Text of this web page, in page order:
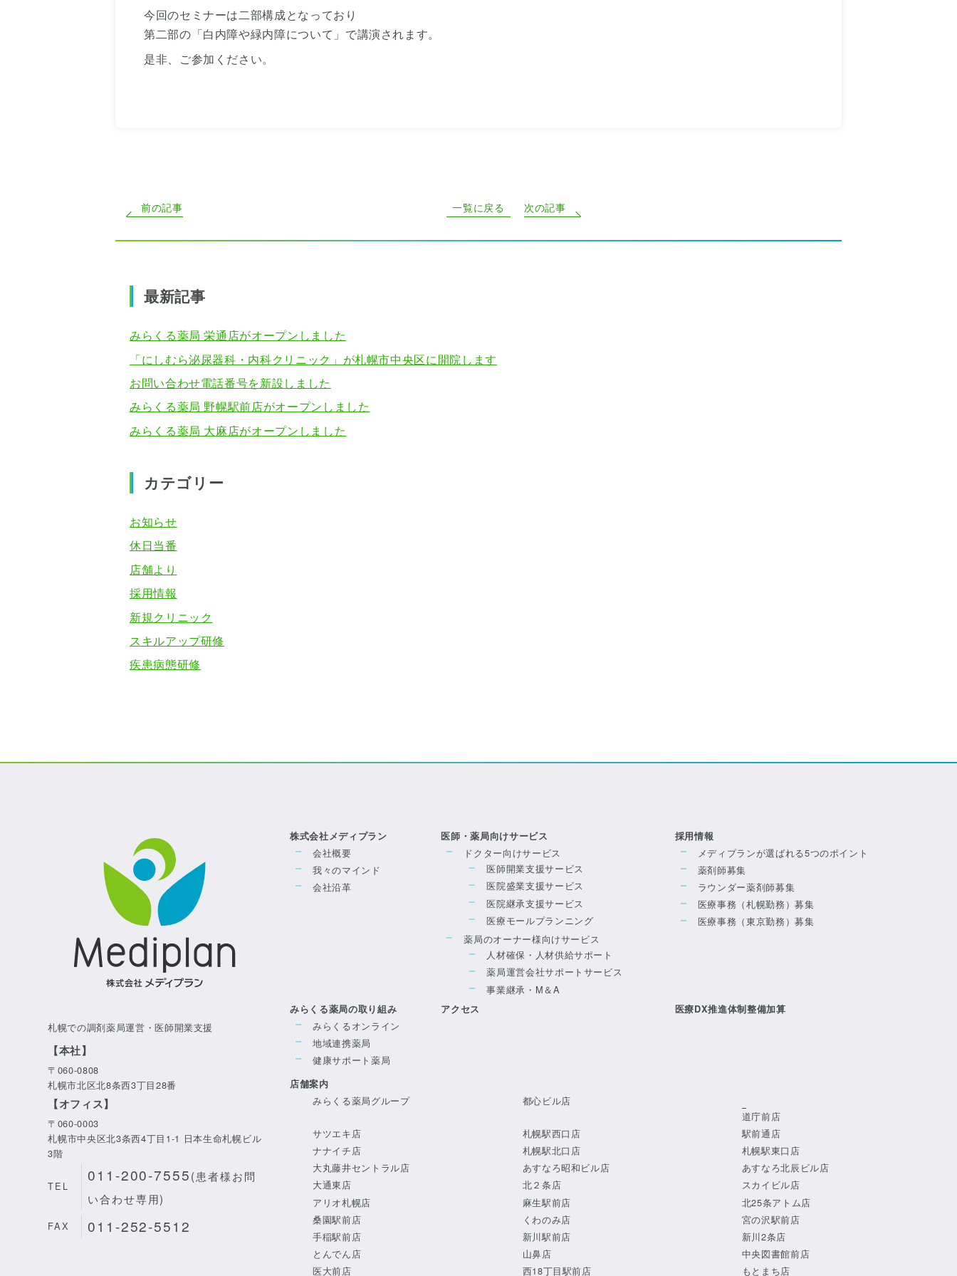
今回のセミナーは二部構成となっており
第二部の「白内障や緑内障について」で講演されます。
是非、ご参加ください。
前の記事 一覧に戻る 次の記事
最新記事
みらくる薬局 栄通店がオープンしました
「にしむら泌尿器科・内科クリニック」が札幌市中央区に開院します
お問い合わせ電話番号を新設しました
みらくる薬局 野幌駅前店がオープンしました
みらくる薬局 大麻店がオープンしました
カテゴリー
お知らせ
休日当番
店舗より
採用情報
新規クリニック
スキルアップ研修
疾患病態研修
札幌での調剤薬局運営・医師開業支援
【本社】
〒060-0808
札幌市北区北8条西3丁目28番
【オフィス】
〒060-0003
札幌市中央区北3条西4丁目1-1 日本生命札幌ビル
3階
TEL
011-200-7555(患者様お問
い合わせ専用)
FAX 011-252-5512
株式会社メディプラン
会社概要
我々のマインド
会社沿革
医師・薬局向けサービス
ドクター向けサービス
医師開業支援サービス
医院盛業支援サービス
医院継承支援サービス
医療モールプランニング
薬局のオーナー様向けサービス
人材確保・人材供給サポート
薬局運営会社サポートサービス
事業継承・M＆A
採用情報
メディプランが選ばれる5つのポイント
薬剤師募集
ラウンダー薬剤師募集
医療事務（札幌勤務）募集
医療事務（東京勤務）募集
みらくる薬局の取り組み
みらくるオンライン
地域連携薬局
健康サポート薬局
アクセス 医療DX推進体制整備加算
店舗案内
みらくる薬局グループ
都心ビル店
道庁前店
サツエキ店
札幌駅西口店
駅前通店
ナナイチ店
札幌駅北口店
札幌駅東口店
大丸藤井セントラル店
あすなろ昭和ビル店
あすなろ北辰ビル店
大通東店
北２条店
スカイビル店
アリオ札幌店
麻生駅前店
北25条アトム店
桑園駅前店
くわのみ店
宮の沢駅前店
手稲駅前店
新川駅前店
新川2条店
とんでん店
山鼻店
中央図書館前店
医大前店
西18丁目駅前店 もとまち店